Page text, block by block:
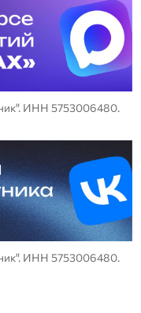
ИНН 5753006480.
ИНН 5753006480.